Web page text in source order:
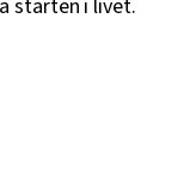
starten i livet.